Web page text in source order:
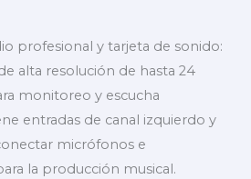
profesional y tarjeta de sonido:
alta resolución de hasta 24
monitoreo y escucha
entradas de canal izquierdo y
micrófonos e
la producción musical.